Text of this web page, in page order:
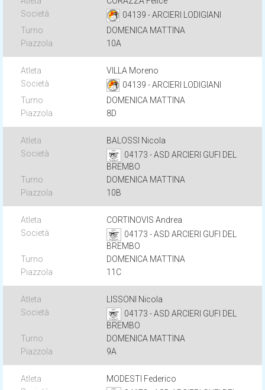
04139 - ARCIERI LODIGIANI
DOMENICA MATTINA
10A
VILLA Moreno
04139 - ARCIERI LODIGIANI
DOMENICA MATTINA
8D
BALOSSI Nicola
04173 - ASD ARCIERI GUFI DEL
BREMBO
DOMENICA MATTINA
10B
CORTINOVIS Andrea
04173 - ASD ARCIERI GUFI DEL
BREMBO
DOMENICA MATTINA
11C
LISSONI Nicola
04173 - ASD ARCIERI GUFI DEL
BREMBO
DOMENICA MATTINA
9A
MODESTI Federico